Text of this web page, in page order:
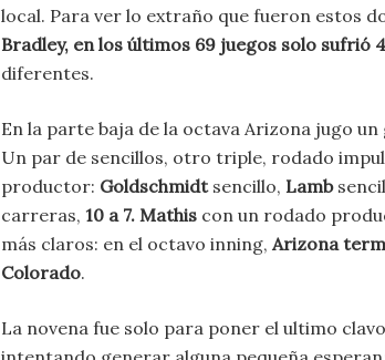
local. Para ver lo extraño que fueron estos
Bradley, en los últimos 69 juegos solo sufrió
diferentes.
En la parte baja de la octava Arizona jugo
Un par de sencillos, otro triple, rodado
productor: Goldschmidt sencillo, Lamb
carreras, 10 a 7. Mathis con un rodado
más claros: en el octavo inning, Arizona
Colorado.
La novena fue solo para poner el ultimo